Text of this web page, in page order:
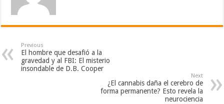
Previous
El hombre que desafió a la
gravedad y al FBI: El misterio
insondable de D.B. Cooper
Next
¿El cannabis daña el cerebro de
forma permanente? Esto revela la
neurociencia